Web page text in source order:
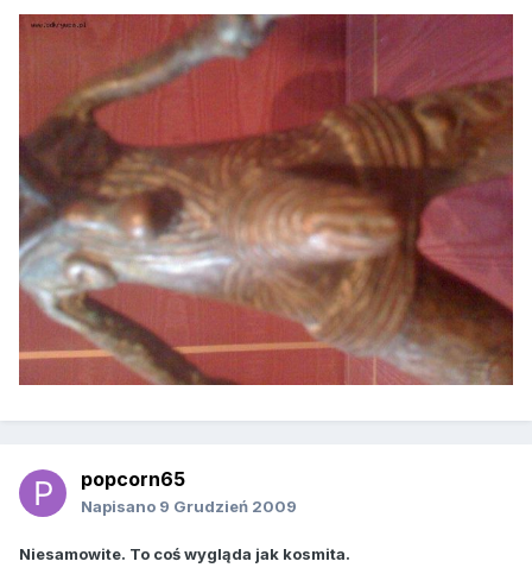
popcorn65
Napisano 9 Grudzień 2009
Niesamowite. To coś wygląda jak kosmita.